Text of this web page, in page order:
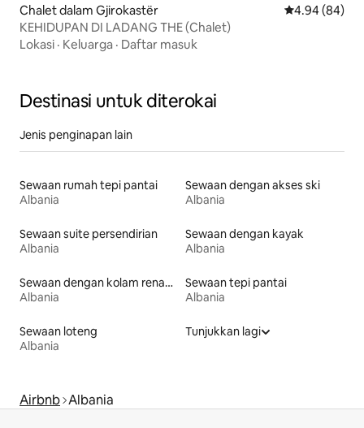
Chalet dalam Gjirokastër Penarafan
4.94 (84)
KEHIDUPAN DI LADANG THE (Chalet)
Lokasi · Keluarga · Daftar masuk
Destinasi untuk diterokai
Jenis penginapan lain
Sewaan rumah tepi pantai
Albania
Sewaan dengan akses ski
Albania
Sewaan suite persendirian
Albania
Sewaan dengan kayak
Albania
Sewaan dengan kolam renang
Albania
Sewaan tepi pantai
Albania
Sewaan loteng
Albania
Tunjukkan lagi
Airbnb Albania